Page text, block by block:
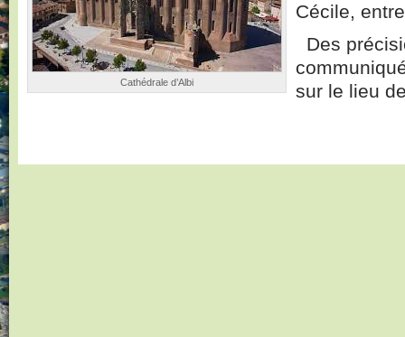
Cathédrale d’Albi
Cécile,
Des
sur le lieu